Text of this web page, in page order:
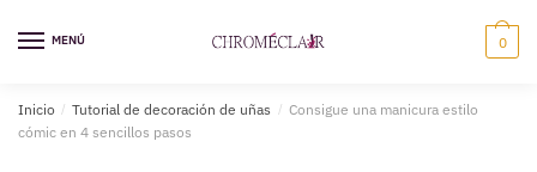
navegación
MENÚ 0
Inicio / Tutorial de decoración de uñas / Consigue una manicura estilo
cómic en 4 sencillos pasos